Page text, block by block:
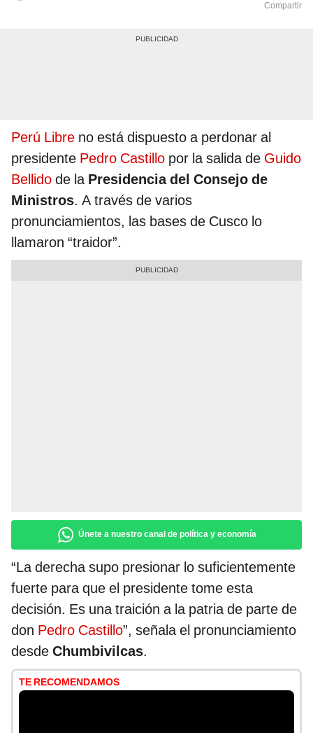
Compartir
Perú Libre no está dispuesto a perdonar al
presidente Pedro Castillo por la salida de Guido
Bellido de la Presidencia del Consejo de
Ministros. A través de varios
pronunciamientos, las bases de Cusco lo
llamaron “traidor”.
Únete a nuestro canal de política y economía
“La derecha supo presionar lo suficientemente
fuerte para que el presidente tome esta
decisión. Es una traición a la patria de parte de
don Pedro Castillo”, señala el pronunciamiento
desde Chumbivilcas.
TE RECOMENDAMOS